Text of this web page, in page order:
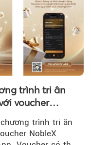
trình tri ân
voucher
thân thiết
trình tri ân
NobleX